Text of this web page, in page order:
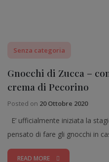
Senza categoria
Gnocchi di Zucca –
crema di Pecorino
Posted on 20 Ottobre 2020
E’ ufficialmente iniziata la
pensato di fare gli gnocchi in
READ MORE